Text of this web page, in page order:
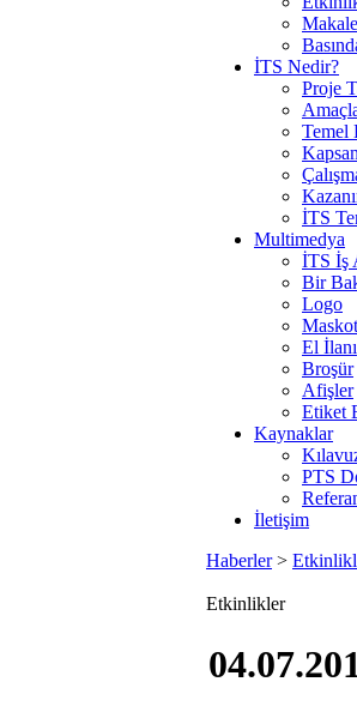
İTS Nedir?
Proje
Temel
İTS
Multimedya
İTS İş
Bir
Logo
Maskot
El İlanı
Broşür
Afişler
Etiket
Kaynaklar
PTS
İletişim
Haberler>
Etkinlikler